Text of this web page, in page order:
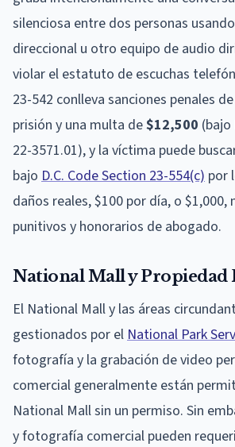
silenciosa entre dos personas
direccional u otro equipo de audio
violar el estatuto de escuchas
23-542 conlleva sanciones penales
prisión y una multa de$12,500 (bajo
22-3571.01), y la víctima puede
bajo D.C. Code Section 23-554(c) por
daños reales, $100 por día, o $1,000,
punitivos y honorarios de abogado.
National Mall y Propiedad
El National Mall y las áreas
gestionados por el National Park
fotografía y la grabación de video
comercial generalmente están
National Mall sin un permiso. Sin
y fotografía comercial pueden